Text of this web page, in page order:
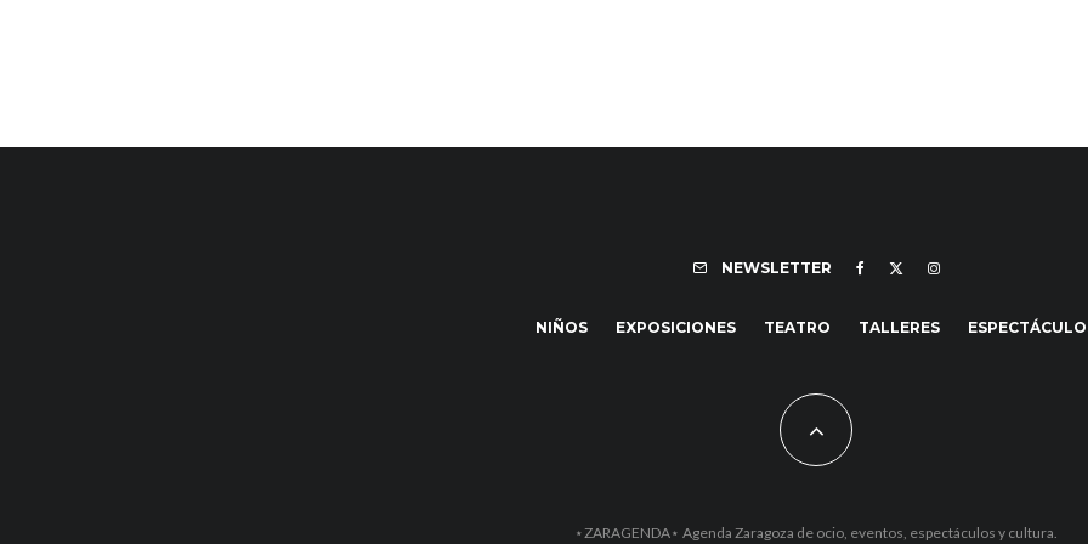
NEWSLETTER
NIÑOS EXPOSICIONES TEATRO TALLERES
⋆ZARAGENDA⋆ Agenda Zaragoza de ocio, eventos, espectáculos y cultura.